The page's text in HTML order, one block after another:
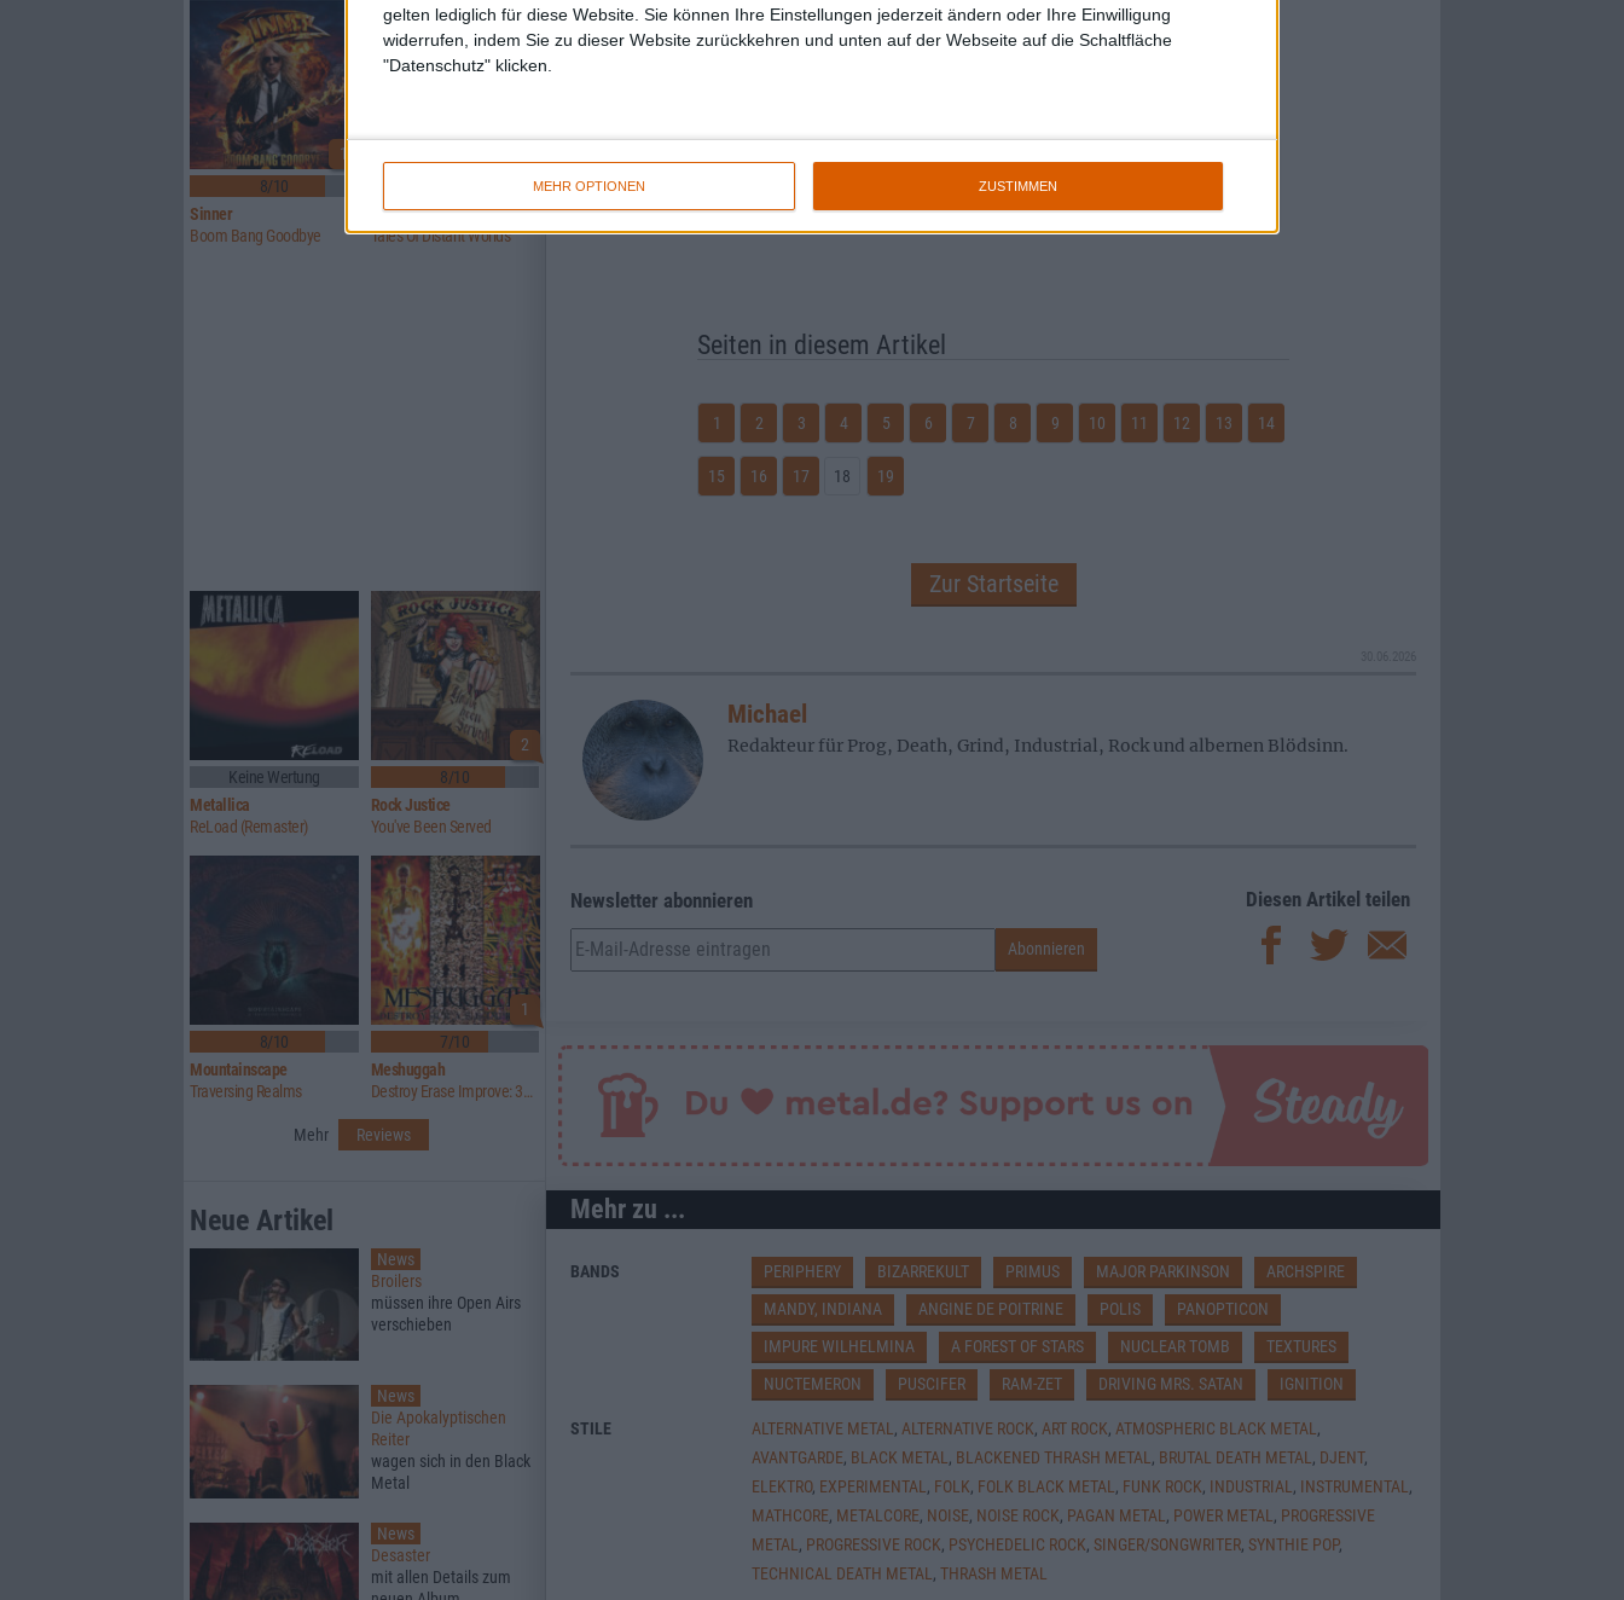
gelten lediglich für diese Website. Sie können Ihre Einstellungen jederzeit ändern oder Ihre Einwilligung
widerrufen, indem Sie zu dieser Website zurückkehren und unten auf der Webseite auf die Schaltfläche
"Datenschutz" klicken.
MEHR OPTIONEN ZUSTIMMEN
Seiten in diesem Artikel
1 2 3 4 5 6 7 8 9 10 11 12 13 14
15 16 17 18 19
Zur Startseite
Michael
Redakteur für Prog, Death, Grind, Industrial, Rock und albernen Blödsinn.
Newsletter abonnieren Diesen Artikel teilen
Mehr zu ...
BANDS PERIPHERY BIZARREKULT PRIMUS MAJOR PARKINSON
ARCHSPIRE
MANDY, INDIANA
ANGINE DE POITRINE POLIS
PANOPTICON
IMPURE WILHELMINA
A FOREST OF STARS NUCLEAR TOMB
TEXTURES
NUCTEMERON
PUSCIFER RAM-ZET DRIVING MRS. SATAN IGNITION
STILE ALTERNATIVE METAL , ALTERNATIVE ROCK, ART ROCK, ATMOSPHERIC BLACK METAL ,
AVANTGARDE, BLACK METAL , BLACKENED THRASH METAL , BRUTAL DEATH METAL , DJENT,
ELEKTRO, EXPERIMENTAL , FOLK, FOLK BLACK METAL , FUNK ROCK, INDUSTRIAL , INSTRUMENTAL ,
MATHCORE, METALCORE, NOISE, NOISE ROCK, PAGAN METAL , POWER METAL , PROGRESSIVE
METAL , PROGRESSIVE ROCK, PSYCHEDELIC ROCK, SINGER/SONGWRITER, SYNTHIE POP,
TECHNICAL DEATH METAL , THRASH METAL
1
8/10
Sinner
Boom Bang Goodbye
Crusade Of Bards
Tales Of Distant Worlds
Keine Wertung
Metallica
ReLoad (Remaster)
2
8/10
Rock Justice
You've Been Served
8/10
Mountainscape
Traversing Realms
1
7/10
Meshuggah
Destroy Erase Improve: 30th Anniversary Edition
Mehr Reviews
Neue Artikel
News
Broilers
müssen ihre Open Airs
verschieben
News
Die Apokalyptischen
Reiter
wagen sich in den Black
Metal
News
Desaster
mit allen Details zum